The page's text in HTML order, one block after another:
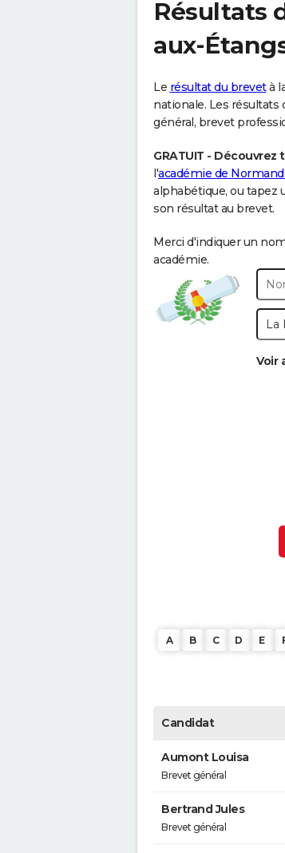
Résultats
aux-
Le résultat du brevetà
nationale. Les
général, brevet
GRATUIT -
l'académie de
alphabétique, ou tapez
son résultat au brevet.
Merci d'indiquer un
académie.
Voir
A B C D E
Candidat
Aumont Louisa
Brevet général
Bertrand Jules
Brevet général